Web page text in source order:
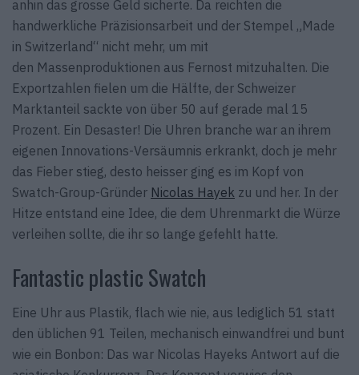
anhin das grosse Geld sicherte. Da reichten die
handwerkliche Präzisionsarbeit und der Stempel „Made
in Switzerland“ nicht mehr, um mit
den Massenproduktionen aus Fernost mitzuhalten. Die
Exportzahlen fielen um die Hälfte, der Schweizer
Marktanteil sackte von über 50 auf gerade mal 15
Prozent. Ein Desaster! Die Uhren branche war an ihrem
eigenen Innovations-Versäumnis erkrankt, doch je mehr
das Fieber stieg, desto heisser ging es im Kopf von
Swatch-Group-Gründer Nicolas Hayek zu und her. In der
Hitze entstand eine Idee, die dem Uhrenmarkt die Würze
verleihen sollte, die ihr so lange gefehlt hatte.
Fantastic plastic Swatch
Eine Uhr aus Plastik, flach wie nie, aus lediglich 51 statt
den üblichen 91 Teilen, mechanisch einwandfrei und bunt
wie ein Bonbon: Das war Nicolas Hayeks Antwort auf die